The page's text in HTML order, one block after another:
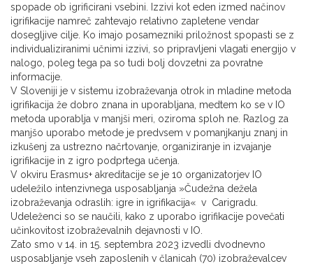
spopade ob igrificirani vsebini. Izzivi kot eden izmed načinov
igrifikacije namreč zahtevajo relativno zapletene vendar
dosegljive cilje. Ko imajo posamezniki priložnost spopasti se z
individualiziranimi učnimi izzivi, so pripravljeni vlagati energijo v
nalogo, poleg tega pa so tudi bolj dovzetni za povratne
informacije.
V Sloveniji je v sistemu izobraževanja otrok in mladine metoda
igrifikacija že dobro znana in uporabljana, medtem ko se v IO
metoda uporablja v manjši meri, oziroma sploh ne. Razlog za
manjšo uporabo metode je predvsem v pomanjkanju znanj in
izkušenj za ustrezno načrtovanje, organiziranje in izvajanje
igrifikacije in z igro podprtega učenja.
V okviru Erasmus+ akreditacije se je 10 organizatorjev IO
udeležilo intenzivnega usposabljanja »Čudežna dežela
izobraževanja odraslih: igre in igrifikacija« v Carigradu.
Udeleženci so se naučili, kako z uporabo igrifikacije povečati
učinkovitost izobraževalnih dejavnosti v IO.
Zato smo v 14. in 15. septembra 2023 izvedli dvodnevno
usposabljanje vseh zaposlenih v članicah (70) izobraževalcev